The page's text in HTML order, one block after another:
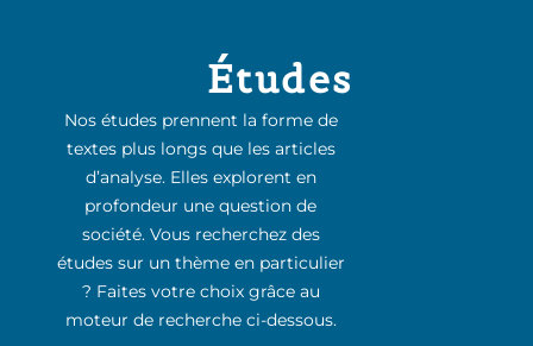
Études
Nos études prennent la forme de
textes plus longs que les articles
d’analyse. Elles explorent en
profondeur une question de
société. Vous recherchez des
études sur un thème en particulier
? Faites votre choix grâce au
moteur de recherche ci-dessous.